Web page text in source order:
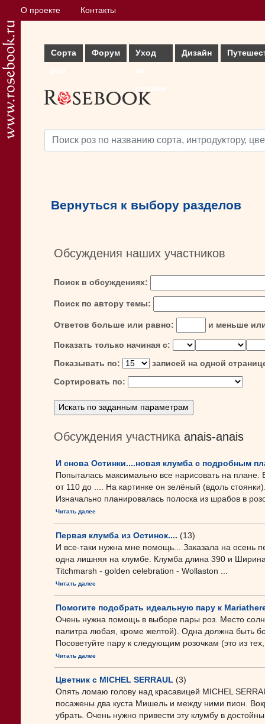
О проекте Контакты
Сорта
Форум
Уход
Дизайн
Вернуться к выбору разделов
Обсуждения наших участников
Поиск в обсуждениях:
Поиск по автору темы:
Ответов больше или равно: и меньше
Показать только начиная с:
Показывать по:
записей на одной
Сортировать по:
Обсуждения участника anais-anais
И снова Остинки....новая клумба с подробным
Попыталась максимально все нарисовать на
от 110 до .... На картинке он зелёный (вдоль
Изначально планировалась полоска из шрабов в
Читать далее
Первая клумба из Остинок.... (13)
И все-таки нужна мне помощь... Заказала на осень
одна лишняя на клумбе. Клумба длина 390 и
Titchmarsh - golden celebration - Wollaston ...
Читать далее
Помогите подобрать идеальную пару к
Очень нужна помощь в выборе пары роз. Место
палитра любая, кроме желтой). Одна должна быть
Посоветуйте пару к следующим розочкам (это из
Читать далее
Цветник с MICHEL SERRAUL (3)
Опять ломаю голову над красавицей MICHEL
посажены два куста Мишель и между ними пион.
убрать. Очень нужно привести эту клумбу в